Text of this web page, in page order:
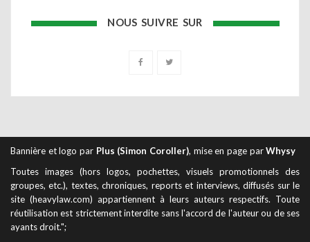
NOUS SUIVRE SUR
Bannière et logo par Plus (Simon Coroller), mise en page parWhysy
Toutes images (hors logos, pochettes, visuels promotionnels des
groupes, etc.), textes, chroniques, reports et interviews, diffusés sur le
site (heavylaw.com) appartiennent à leurs auteurs respectifs. Toute
réutilisation est strictement interdite sans l'accord de l'auteur ou de ses
ayants droit.";